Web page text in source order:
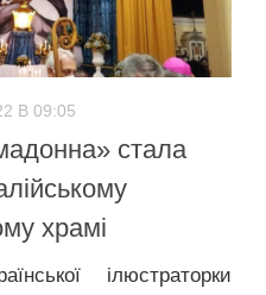
В 09:05
стала
храмі
ілюстраторки